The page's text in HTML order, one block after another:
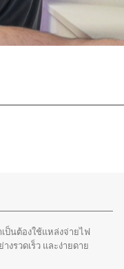
ป็นต้องใช้แหล่งจ่ายไฟ
งรวดเร็ว และง่ายดาย